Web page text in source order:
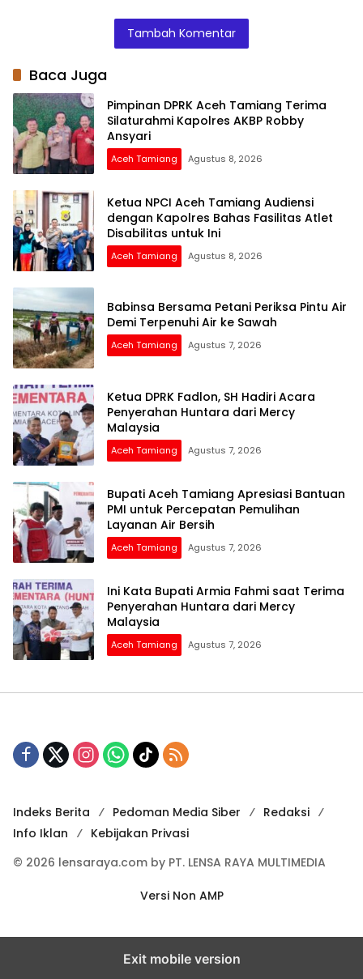
untuk
Percepatan
Pemulihan
Huntara dari
Tambah Komentar
Baca Juga
Pimpinan DPRK Aceh Tamiang Terima
Silaturahmi Kapolres AKBP Robby
Ansyari
Aceh Tamiang Agustus 8, 2026
Ketua NPCI Aceh Tamiang Audiensi
dengan Kapolres Bahas Fasilitas Atlet
Disabilitas untuk Ini
Aceh Tamiang Agustus 8, 2026
Babinsa Bersama Petani Periksa Pintu Air
Demi Terpenuhi Air ke Sawah
Aceh Tamiang Agustus 7, 2026
Ketua DPRK Fadlon, SH Hadiri Acara
Penyerahan Huntara dari Mercy
Malaysia
Aceh Tamiang Agustus 7, 2026
Bupati Aceh Tamiang Apresiasi Bantuan
PMI untuk Percepatan Pemulihan
Layanan Air Bersih
Aceh Tamiang Agustus 7, 2026
Ini Kata Bupati Armia Fahmi saat Terima
Penyerahan Huntara dari Mercy
Malaysia
Aceh Tamiang Agustus 7, 2026
Indeks Berita Pedoman Media Siber
Redaksi
Info Iklan
Kebijakan Privasi
© 2026 lensaraya.com by PT. LENSA RAYA MULTIMEDIA
Versi Non AMP
Exit mobile version